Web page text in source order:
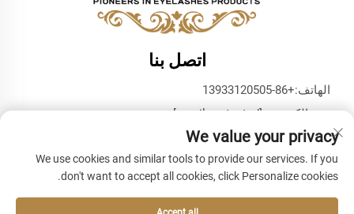
اتصل بنا
الهاتف:+86-13933120505
بريد إلكتروني:[email protected]
واتساب:+86-13933120505
We value your privacy
We use cookies and similar tools to provide our services. If you
don't want to accept all cookies, click Personalize cookies.